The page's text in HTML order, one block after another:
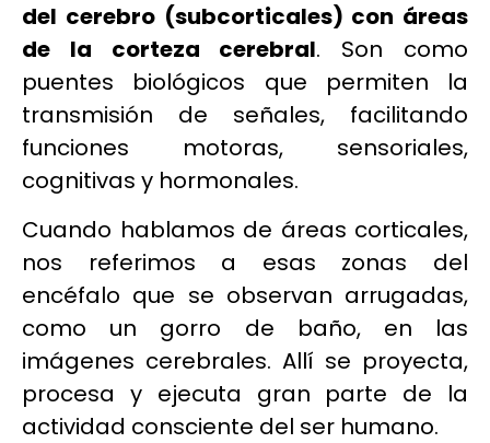
del cerebro (subcorticales) con áreas
de la corteza cerebral. Son como
puentes biológicos que permiten la
transmisión de señales, facilitando
funciones motoras, sensoriales,
cognitivas y hormonales.
Cuando hablamos de áreas corticales,
nos referimos a esas zonas del
encéfalo que se observan arrugadas,
como un gorro de baño, en las
imágenes cerebrales. Allí se proyecta,
procesa y ejecuta gran parte de la
actividad consciente del ser humano.